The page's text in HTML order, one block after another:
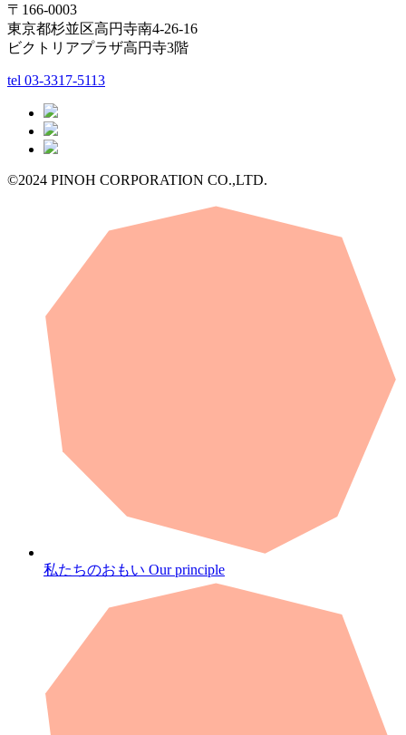
〒166-0003
東京都杉並区高円寺南4-26-16
ビクトリアプラザ高円寺3階
tel 03-3317-5113
©2024 PINOH CORPORATION CO.,LTD.
私たちのおもい Our principle